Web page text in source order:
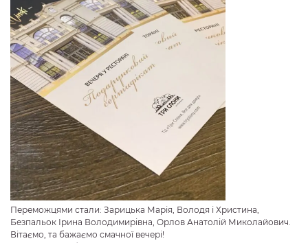
Переможцями стали: Зарицька Марія, Володя і Христина,
Безпальок Ірина Володимирівна, Орлов Анатолій Миколайович.
Вітаємо, та бажаємо смачної вечері!